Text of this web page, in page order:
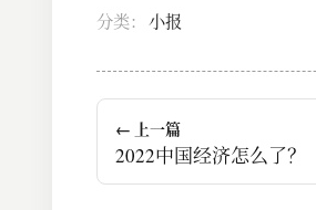
分类： 小报
← 上一篇
2022中国经济怎么了？